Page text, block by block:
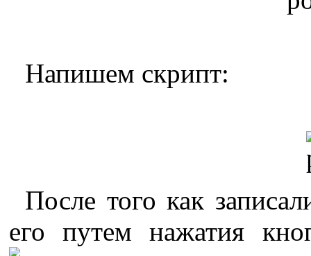
Напишем скрипт:
После того как
его путем нажатия